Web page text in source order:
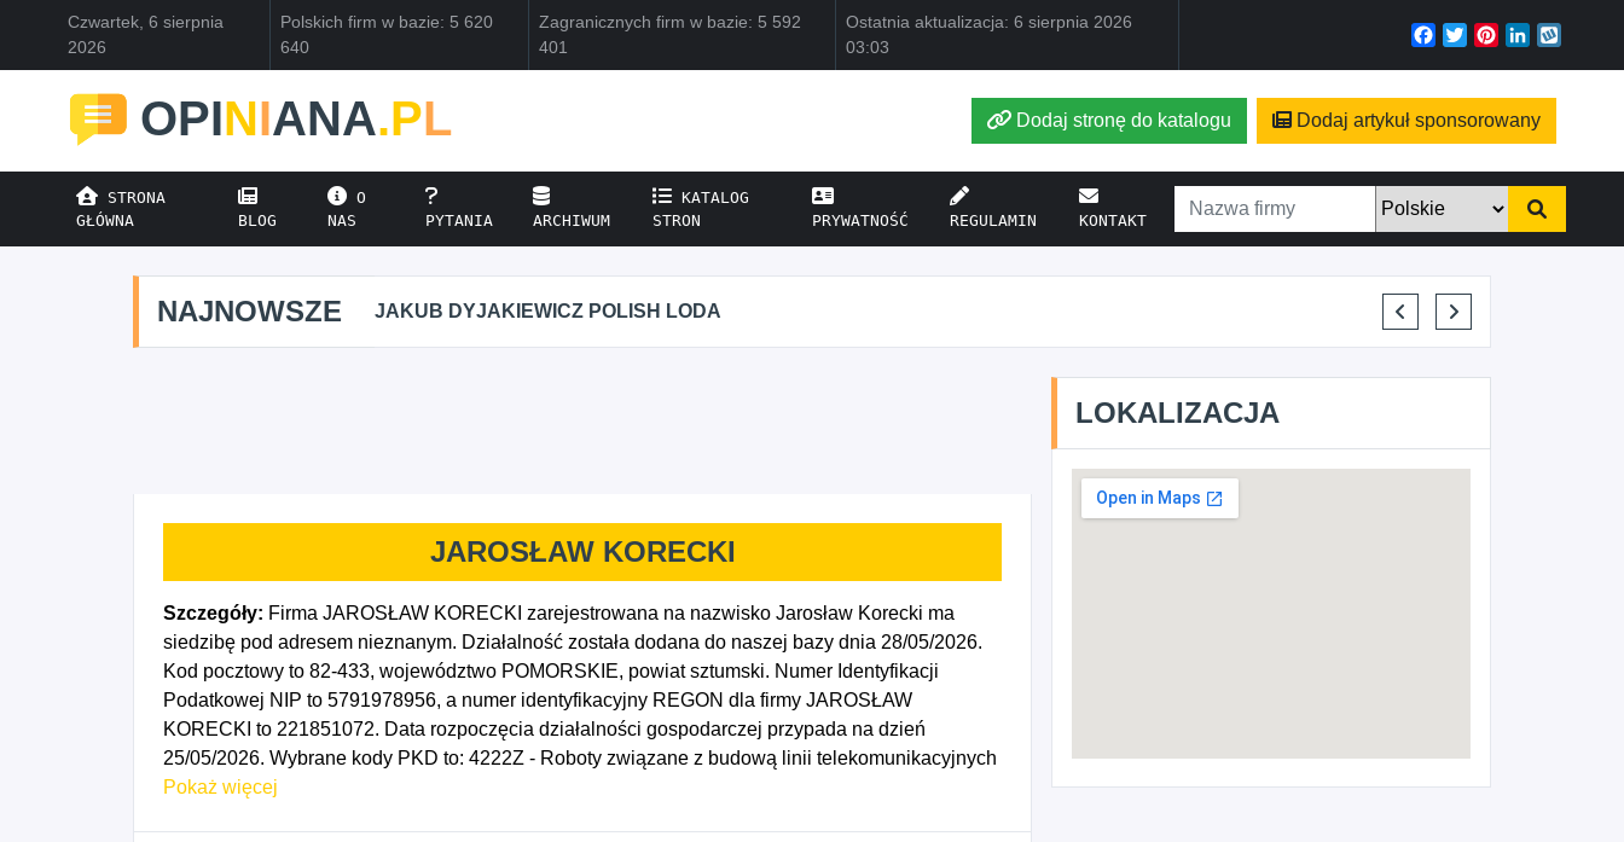
Czwartek, 6 sierpnia
2026
Polskich firm w bazie: 5 620
640
Zagranicznych firm w bazie: 5 592
401
Ostatnia aktualizacja: 6 sierpnia 2026
03:03
Facebook
TwitterPinterest
LinkedIn
OPINIANA.PL Dodaj stronę do katalogu Dodaj artykuł sponsorowany
STRONA
GŁÓWNA
BLOG
O
NAS
PYTANIA ARCHIWUM
KATALOG
STRON
PRYWATNOŚĆ REGULAMIN KONTAKT
NAJNOWSZE JAKUB DYJAKIEWICZ POLISH LODA ELENA MAKARCHIK
JAROSŁAW KORECKI
Szczegóły: Firma JAROSŁAW KORECKI zarejestrowana na nazwisko Jarosław Korecki ma
siedzibę pod adresem nieznanym. Działalność została dodana do naszej bazy dnia 28/05/2026.
Kod pocztowy to 82-433, województwo POMORSKIE, powiat sztumski. Numer Identyfikacji
Podatkowej NIP to 5791978956, a numer identyfikacyjny REGON dla firmy JAROSŁAW
KORECKI to 221851072. Data rozpoczęcia działalności gospodarczej przypada na dzień
25/05/2026. Wybrane kody PKD to: 4222Z - Roboty związane z budową linii telekomunikacyjnych
i elektroenergetycznych, 4321Z - Wykonywanie instalacji elektrycznych, 7711Z - Wynajem i
Pokaż więcej
LOKALIZACJA